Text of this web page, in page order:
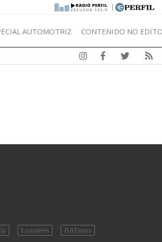
|
AUTOMOTRIZ CONTENIDO NO
Lunateen BATimes